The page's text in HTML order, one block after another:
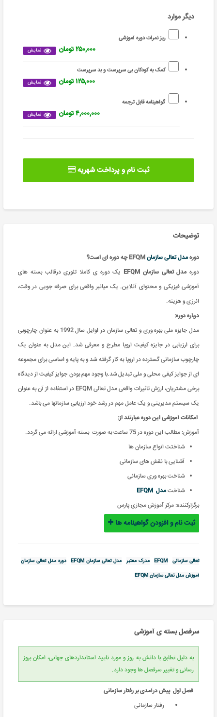
دیگر موارد
ریز نمرات دوره آموزشی
نمایش ۲۵۰,۰۰۰ تومان
کمک به کودکان بی سرپرست و بد سرپرست
نمایش ۱۲۵,۰۰۰ تومان
گواهینامه قابل ترجمه
نمایش ۴,۰۰۰,۰۰۰ تومان
ثبت نام و پرداخت شهریه
توضیحات
دورهمدل تعالی سازمان
دورهمدل تعالی سازمان EFQM یک دوره ی کاملا تئوری درقالب بسته های
آموزشی فیزیکی و محتوای آنلاین. یک میانبر واقعی برای صرفه جویی در وقت،
انرژی و هزینه.
درباره دوره:
مدل جایزه ملی بهره وری و تعالی سازمان در اوایل سال 1992 به عنوان چارچوبی
برای ارزیابی در جایزه کیفیت اروپا مطرح و معرفی شد. این مدل به عنوان یک
چارچوب سازمانی گسترده در اروپا به کار گرفته شد و به پایه و اساسی برای مجموعه
ای از جوایز کیفی محلی و ملی تبدیل شد.با وجود مهم بودن جوایز کیفیت از دیدگاه
برخی مشتریان، ارزش تاثیرات واقعی مدل تعالی EFQM در استفاده از آن به عنوان
یک سیستم مدیریتی و یک عامل مهم در رشد خود ارزیابی سازمانها می باشد.
امکانات آموزشی این دوره عبارتند از:
آموزش: مطالب این دوره در 75 ساعت به صورت بسته آموزشی ارائه می گردد
.
شناختت انواع سازمان ها
آشنایی با نقش های سازمانی
شناخت بهره وری سازمانی
شناختمدل EFQM
برگزارکننده: مرکز آموزش مجازی پارس
ثبت نام و افزودن گواهینامه ها
تعالی سازمانی EFQM مدرک معتبر مدل تعالی سازمان EFQM
دوره مدل تعالی سازمان
آموزش مدل تعالی سازمان EFQM
سرفصل بسته ی آموزشی
به دلیل تطابق با دانش به روز و مورد تایید استانداردهای جهانی، امکان بروز
رسانی و تغییر سرفصل ها وجود دارد.
فصل اول پیش درآمدی بر رفتار سازمانی
رفتار سازمانی